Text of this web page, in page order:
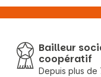
Bailleur
coopératif
Depuis plus de